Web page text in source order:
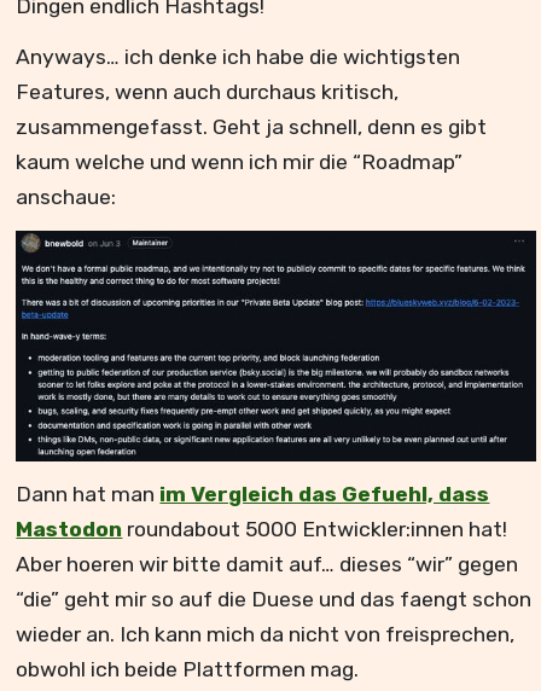
Dingen endlich Hashtags!
Anyways… ich denke ich habe die wichtigsten
Features, wenn auch durchaus kritisch,
zusammengefasst. Geht ja schnell, denn es gibt
kaum welche und wenn ich mir die “Roadmap”
anschaue:
Dann hat man im Vergleich das Gefuehl, dass
Mastodon roundabout 5000 Entwickler:innen hat!
Aber hoeren wir bitte damit auf… dieses “wir” gegen
“die” geht mir so auf die Duese und das faengt schon
wieder an. Ich kann mich da nicht von freisprechen,
obwohl ich beide Plattformen mag.